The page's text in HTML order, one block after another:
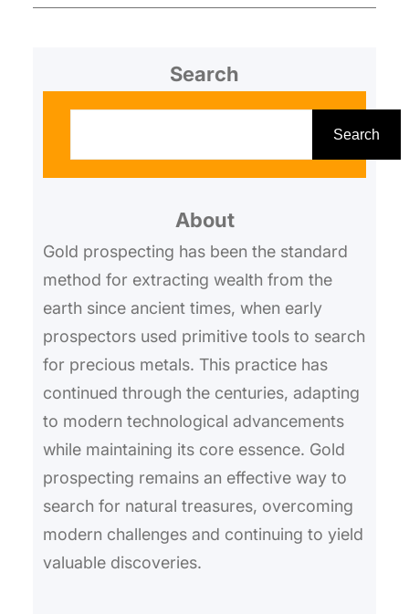
Search
h
Search
About
Gold prospecting has been the standard
method for extracting wealth from the
earth since ancient times, when early
prospectors used primitive tools to search
for precious metals. This practice has
continued through the centuries, adapting
to modern technological advancements
while maintaining its core essence. Gold
prospecting remains an effective way to
search for natural treasures, overcoming
modern challenges and continuing to yield
valuable discoveries.